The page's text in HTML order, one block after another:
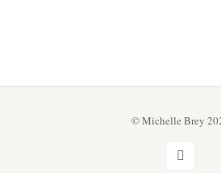
© Michelle Brey